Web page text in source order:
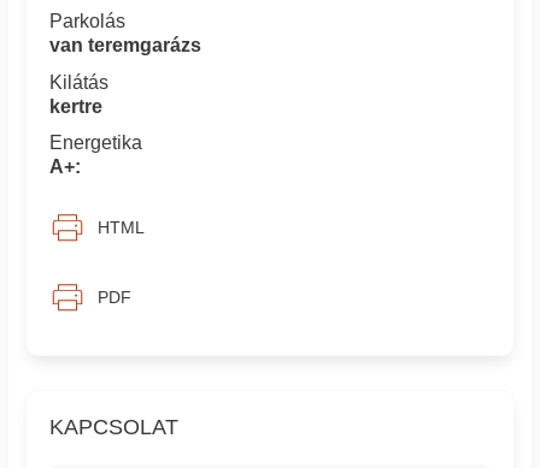
KAPCSOLAT
Parkolás
van teremgarázs
Kilátás
kertre
Energetika
A+:
HTML
PDF